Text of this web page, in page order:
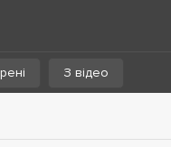
З відео